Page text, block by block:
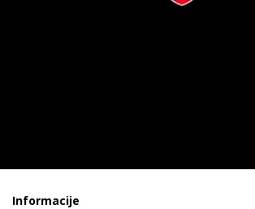
Informacije